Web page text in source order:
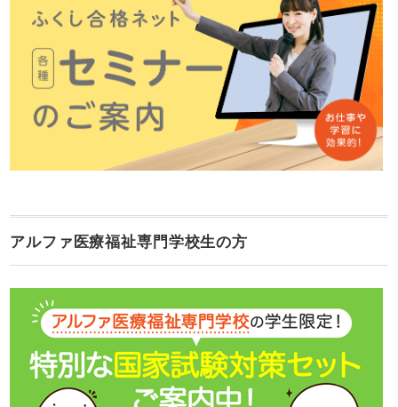
アルファ医療福祉専門学校生の方